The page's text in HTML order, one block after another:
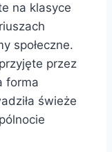
na klasyce
społeczne.
przez
forma
świeże